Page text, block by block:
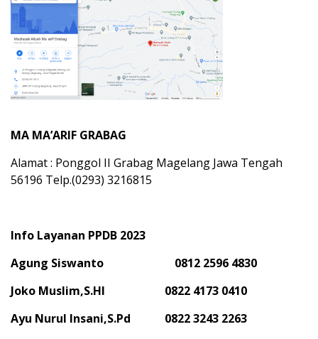
MA MA’ARIF GRABAG
Alamat : Ponggol II Grabag Magelang Jawa Tengah
56196 Telp.(0293) 3216815
Info Layanan PPDB 2023
Agung Siswanto 0812 2596 4830
Joko Muslim,S.HI 0822 4173 0410
Ayu Nurul Insani,S.Pd 0822 3243 2263